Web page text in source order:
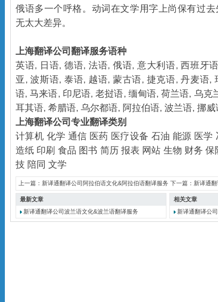
俄语多一个呼格。动词在文学用字上尚保有过
无太大差异。
上海翻译公司翻译服务语种
英语, 日语, 德语, 法语, 俄语, 意大利语,西班牙
亚,波斯语, 泰语, 越语, 蒙古语, 捷克语,丹麦语,
语,马来语, 印尼语,老挝语, 缅甸语,荷兰语, 乌克
耳其语, 希腊语, 乌尔都语, 阿拉伯语, 波兰语, 挪威
上海翻译公司专业翻译类别
计算机 化学 通信 医药 医疗设备 石油 能源 医学
造纸 印刷 食品 图书 简历 报表 网站 生物 财务 保
技 陪同 文学
上一篇： 新译通翻译公司阿拉伯语文化&阿拉伯语翻译服务 下一篇： 新译通
最新文章
新译通翻译公司波兰语文化&波兰语翻译服务
相关文章
新译通翻译公